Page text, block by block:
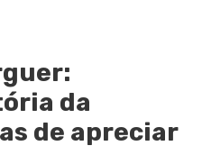
da
de apreciar